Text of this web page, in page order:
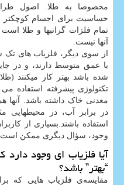
مخصوصا به طلا. اصول
حساسیت برای اجسام کوچکتر
تمام فلزات گرانبها و طلا
آنها نیست.
از سوی دیگر، فلزیاب های تک
با عمق متوسط دارند، و در
شده باشد بهتر کار میکنند
تکنولوژی پیشرفته استفاده
معدنی خاک داشته باشد. آنها
در برابر آب، در محیطهایی
استفاده باشند.بسیاری از
وجود، سؤال دیگری ممکن است
آیا فلزیاب ای وجود
“بهتر” باشد؟
مقایسه‌ی فلزیاب هایی که